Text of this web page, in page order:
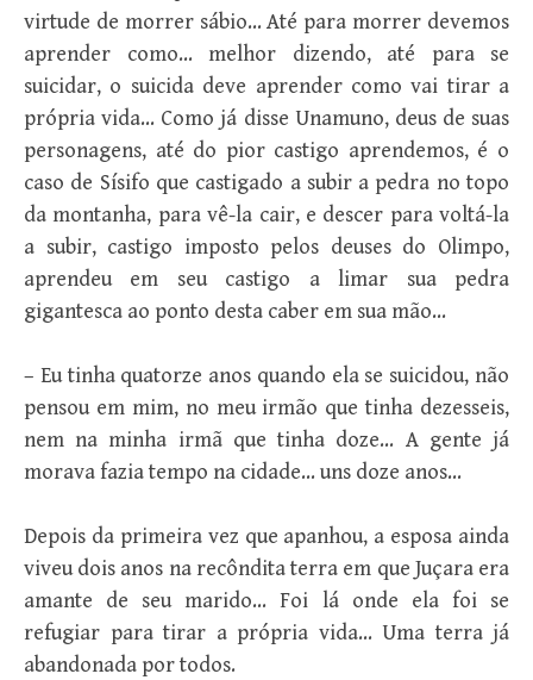
virtude de morrer sábio… Até para morrer devemos
aprender como… melhor dizendo, até para se
suicidar, o suicida deve aprender como vai tirar a
própria vida… Como já disse Unamuno, deus de suas
personagens, até do pior castigo aprendemos, é o
caso de Sísifo que castigado a subir a pedra no topo
da montanha, para vê-la cair, e descer para voltá-la
a subir, castigo imposto pelos deuses do Olimpo,
aprendeu em seu castigo a limar sua pedra
gigantesca ao ponto desta caber em sua mão…
– Eu tinha quatorze anos quando ela se suicidou, não
pensou em mim, no meu irmão que tinha dezesseis,
nem na minha irmã que tinha doze… A gente já
morava fazia tempo na cidade… uns doze anos…
Depois da primeira vez que apanhou, a esposa ainda
viveu dois anos na recôndita terra em que Juçara era
amante de seu marido… Foi lá onde ela foi se
refugiar para tirar a própria vida… Uma terra já
abandonada por todos.